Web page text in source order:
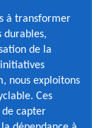
à transformer
durables,
de la
nous exploitons
Ces
capter